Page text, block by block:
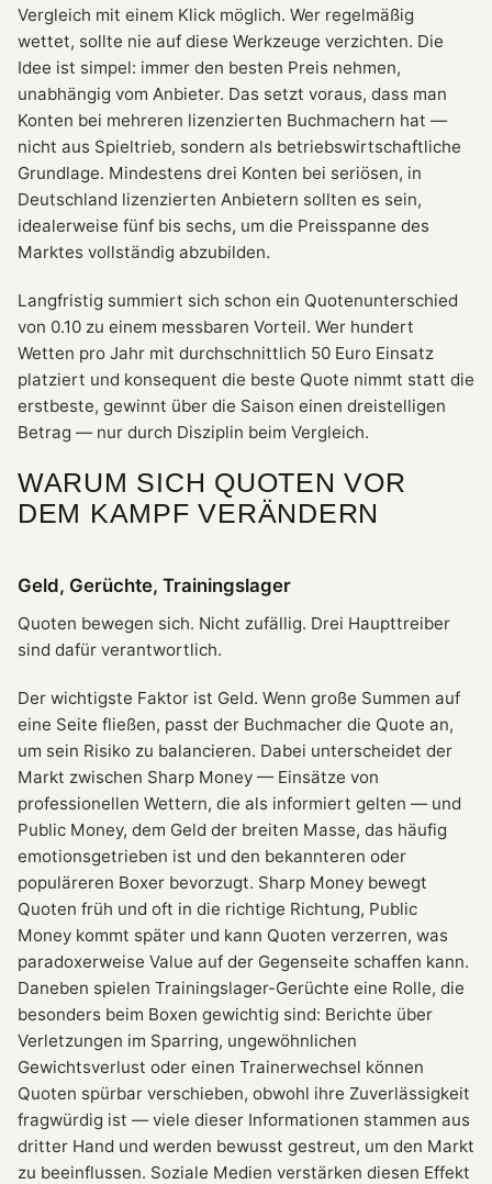
Vergleich mit einem Klick möglich. Wer regelmäßig
wettet, sollte nie auf diese Werkzeuge verzichten. Die
Idee ist simpel: immer den besten Preis nehmen,
unabhängig vom Anbieter. Das setzt voraus, dass man
Konten bei mehreren lizenzierten Buchmachern hat —
nicht aus Spieltrieb, sondern als betriebswirtschaftliche
Grundlage. Mindestens drei Konten bei seriösen, in
Deutschland lizenzierten Anbietern sollten es sein,
idealerweise fünf bis sechs, um die Preisspanne des
Marktes vollständig abzubilden.
Langfristig summiert sich schon ein Quotenunterschied
von 0.10 zu einem messbaren Vorteil. Wer hundert
Wetten pro Jahr mit durchschnittlich 50 Euro Einsatz
platziert und konsequent die beste Quote nimmt statt die
erstbeste, gewinnt über die Saison einen dreistelligen
Betrag — nur durch Disziplin beim Vergleich.
WARUM SICH QUOTEN VOR
DEM KAMPF VERÄNDERN
Geld, Gerüchte, Trainingslager
Quoten bewegen sich. Nicht zufällig. Drei Haupttreiber
sind dafür verantwortlich.
Der wichtigste Faktor ist Geld. Wenn große Summen auf
eine Seite fließen, passt der Buchmacher die Quote an,
um sein Risiko zu balancieren. Dabei unterscheidet der
Markt zwischen Sharp Money — Einsätze von
professionellen Wettern, die als informiert gelten — und
Public Money, dem Geld der breiten Masse, das häufig
emotionsgetrieben ist und den bekannteren oder
populäreren Boxer bevorzugt. Sharp Money bewegt
Quoten früh und oft in die richtige Richtung, Public
Money kommt später und kann Quoten verzerren, was
paradoxerweise Value auf der Gegenseite schaffen kann.
Daneben spielen Trainingslager-Gerüchte eine Rolle, die
besonders beim Boxen gewichtig sind: Berichte über
Verletzungen im Sparring, ungewöhnlichen
Gewichtsverlust oder einen Trainerwechsel können
Quoten spürbar verschieben, obwohl ihre Zuverlässigkeit
fragwürdig ist — viele dieser Informationen stammen aus
dritter Hand und werden bewusst gestreut, um den Markt
zu beeinflussen. Soziale Medien verstärken diesen Effekt